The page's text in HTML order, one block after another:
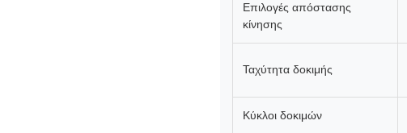
Επιλογές απόστασης
κίνησης
Ταχύτητα δοκιμής
Κύκλοι δοκιμών